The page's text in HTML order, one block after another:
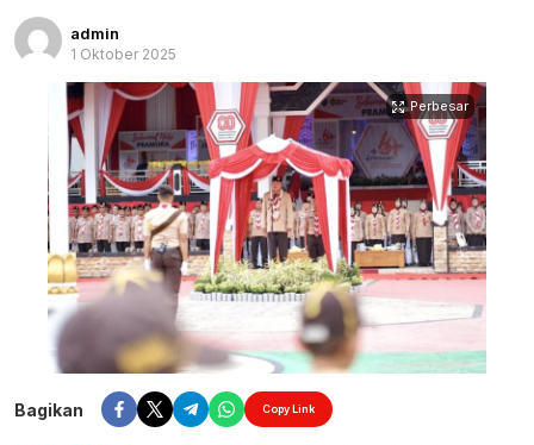
admin
1 Oktober 2025
Perbesar
Bagikan Copy Link